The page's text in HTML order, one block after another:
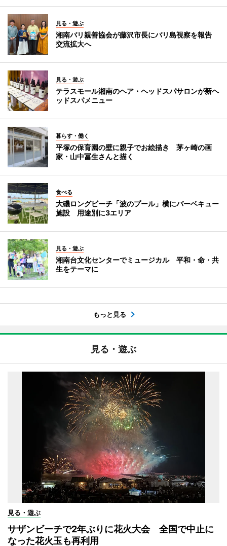
見る・遊ぶ
湘南バリ親善協会が藤沢市長にバリ島視察を報告
交流拡大へ
見る・遊ぶ
テラスモール湘南のヘア・ヘッドスパサロンが新ヘ
ッドスパメニュー
暮らす・働く
平塚の保育園の壁に親子でお絵描き 茅ヶ崎の画
家・山中冨生さんと描く
食べる
大磯ロングビーチ「波のプール」横にバーベキュー
施設 用途別に3エリア
見る・遊ぶ
湘南台文化センターでミュージカル 平和・命・共
生をテーマに
もっと見る
見る・遊ぶ
見る・遊ぶ
サザンビーチで2年ぶりに花火大会 全国で中止に
なった花火玉も再利用